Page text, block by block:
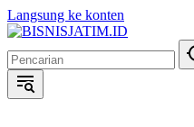
Langsung ke konten